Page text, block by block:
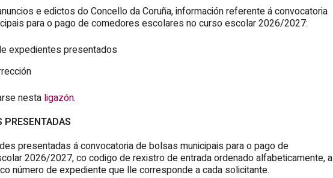
e edictos do Concello da Coruña, información referente á convocatoria
para o pago de comedores escolares no curso escolar 2026/2027:
expedientes presentados
nesta ligazón.
PRESENTADAS
presentadas á convocatoria de bolsas municipais para o pago de
2026/2027, co codigo de rexistro de entrada ordenado alfabeticamente, a
número de expediente que lle corresponde a cada solicitante.